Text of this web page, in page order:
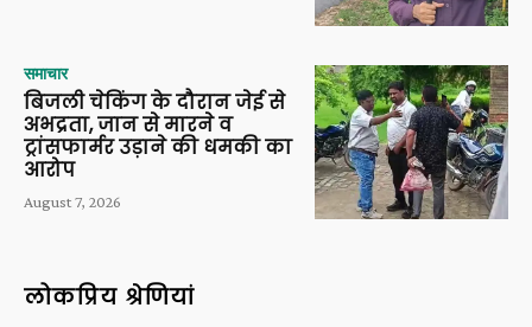
समाचार
बिजली चेकिंग के दौरान जेई से
अभद्रता, जान से मारने व
ट्रांसफार्मर उड़ाने की धमकी का
आरोप
August 7, 2026
लोकप्रिय श्रेणियां